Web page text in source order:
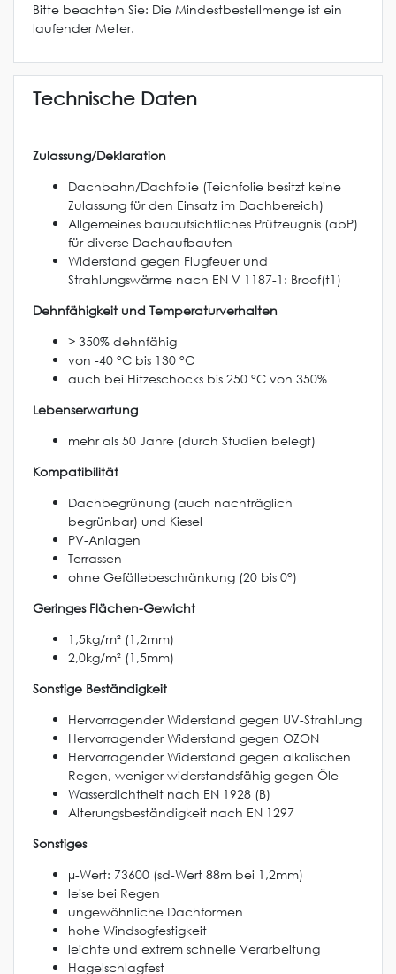
Bitte beachten Sie: Die Mindestbestellmenge ist ein
laufender Meter.
Technische Daten
Zulassung/Deklaration
Dachbahn/Dachfolie (Teichfolie besitzt keine
Zulassung für den Einsatz im Dachbereich)
Allgemeines bauaufsichtliches Prüfzeugnis (abP)
für diverse Dachaufbauten
Widerstand gegen Flugfeuer und
Strahlungswärme nach EN V 1187-1: Broof(t1)
Dehnfähigkeit und Temperaturverhalten
> 350% dehnfähig
von -40 °C bis 130 °C
auch bei Hitzeschocks bis 250 °C von 350%
Lebenserwartung
mehr als 50 Jahre (durch Studien belegt)
Kompatibilität
Dachbegrünung (auch nachträglich
begrünbar) und Kiesel
PV-Anlagen
Terrassen
ohne Gefällebeschränkung (20 bis 0°)
Geringes Flächen-Gewicht
1,5kg/m² (1,2mm)
2,0kg/m² (1,5mm)
Sonstige Beständigkeit
Hervorragender Widerstand gegen UV-Strahlung
Hervorragender Widerstand gegen OZON
Hervorragender Widerstand gegen alkalischen
Regen, weniger widerstandsfähig gegen Öle
Wasserdichtheit nach EN 1928 (B)
Alterungsbeständigkeit nach EN 1297
Sonstiges
µ-Wert: 73600 (sd-Wert 88m bei 1,2mm)
leise bei Regen
ungewöhnliche Dachformen
hohe Windsogfestigkeit
leichte und extrem schnelle Verarbeitung
Hagelschlagfest